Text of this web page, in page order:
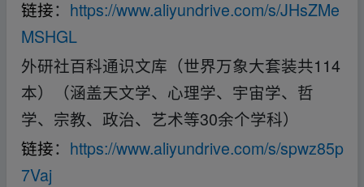
链接： https://www.aliyundrive.com/s/JHsZMe
MSHGL
外研社百科通识文库（世界万象大套装共114
本）（涵盖天文学、心理学、宇宙学、哲
学、宗教、政治、艺术等30余个学科）
链接： https://www.aliyundrive.com/s/spwz85p
7Vaj